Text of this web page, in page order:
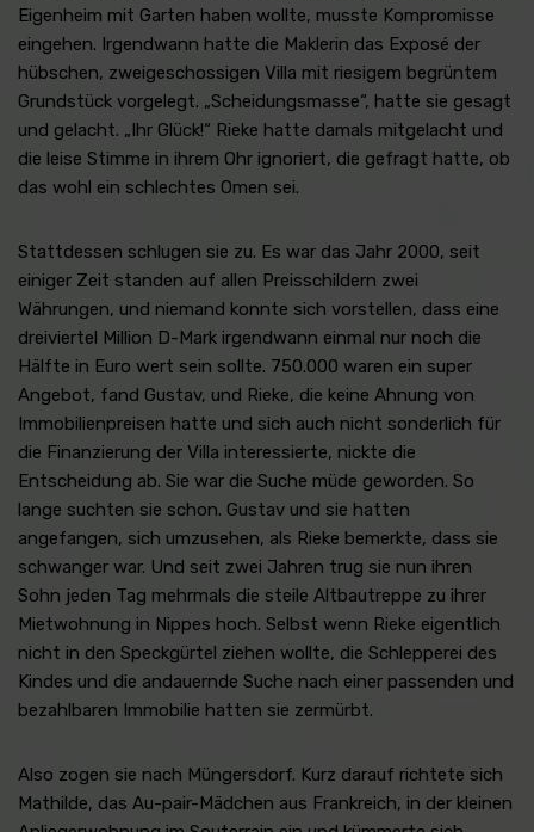
Eigenheim mit Garten haben wollte, musste Kompromisse
eingehen. Irgendwann hatte die Maklerin das Exposé der
hübschen, zweigeschossigen Villa mit riesigem begrüntem
Grundstück vorgelegt. „Scheidungsmasse“, hatte sie gesagt
und gelacht. „Ihr Glück!“ Rieke hatte damals mitgelacht und
die leise Stimme in ihrem Ohr ignoriert, die gefragt hatte, ob
das wohl ein schlechtes Omen sei.
Stattdessen schlugen sie zu. Es war das Jahr 2000, seit
einiger Zeit standen auf allen Preisschildern zwei
Währungen, und niemand konnte sich vorstellen, dass eine
dreiviertel Million D-Mark irgendwann einmal nur noch die
Hälfte in Euro wert sein sollte. 750.000 waren ein super
Angebot, fand Gustav, und Rieke, die keine Ahnung von
Immobilienpreisen hatte und sich auch nicht sonderlich für
die Finanzierung der Villa interessierte, nickte die
Entscheidung ab. Sie war die Suche müde geworden. So
lange suchten sie schon. Gustav und sie hatten
angefangen, sich umzusehen, als Rieke bemerkte, dass sie
schwanger war. Und seit zwei Jahren trug sie nun ihren
Sohn jeden Tag mehrmals die steile Altbautreppe zu ihrer
Mietwohnung in Nippes hoch. Selbst wenn Rieke eigentlich
nicht in den Speckgürtel ziehen wollte, die Schlepperei des
Kindes und die andauernde Suche nach einer passenden und
bezahlbaren Immobilie hatten sie zermürbt.
Also zogen sie nach Müngersdorf. Kurz darauf richtete sich
Mathilde, das Au-pair-Mädchen aus Frankreich, in der kleinen